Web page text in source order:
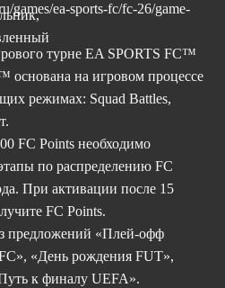
games/ea-sports-fc/fc-26/game-
турне EA SPORTS FC™
основана на игровом процессе
режимах: Squad Battles,
FC Points необходимо
по распределению FC
При активации после 15
FC Points.
предложений «Плей-офф
«День рождения FUT»,
к финалу UEFA».